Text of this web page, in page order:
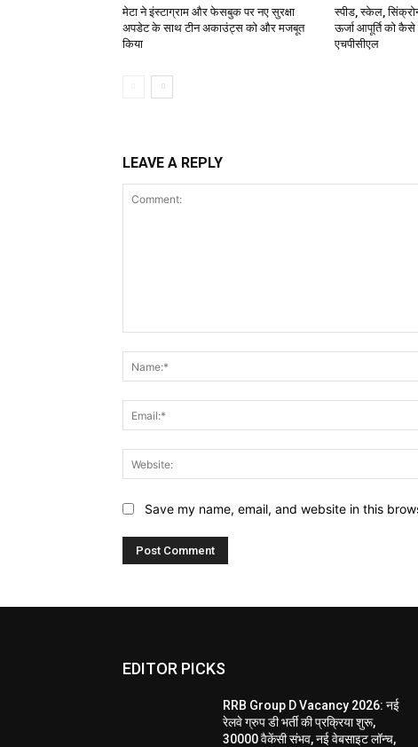
मेटा ने इंस्टाग्राम और फेसबुक पर नए सुरक्षा
अपडेट के साथ टीन अकाउंट्स को और मजबूत
किया
स्पीड, स्केल,
ऊर्जा आपूर्ति को कैसे
एचपीसीएल
LEAVE A REPLY
Save my name, email, and website in this
EDITOR PICKS
RRB Group D Vacancy 2026: नई
रेलवे ग्रुप डी भर्ती की प्रक्रिया शुरू,
30000 वैकेंसी संभव, नई वेबसाइट लॉन्च,